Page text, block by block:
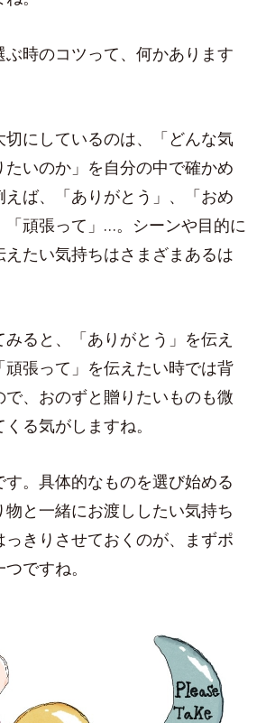
ぶ時のコツって、何かあります
切にしているのは、「どんな気
たいのか」を自分の中で確かめ
えば、「ありがとう」、「おめ
「頑張って」…。シーンや目的に
えたい気持ちはさまざまあるは
みると、「ありがとう」を伝え
頑張って」を伝えたい時では背
で、おのずと贈りたいものも微
る気がしますね。
す。具体的なものを選び始める
物と一緒にお渡ししたい気持ち
っきりさせておくのが、まずポ
ですね。